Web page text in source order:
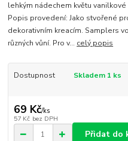
lehkým nádechem květu
Popis provedení: Jako stvořené
dekorativním kreacím. Samplers
různých vůní. Pro v... celý popis
Dostupnost Skladem 1 ks
69 Kč/ks
57 Kč bez DPH
Přidat do